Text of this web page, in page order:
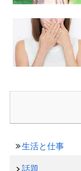
生活と仕事
話題